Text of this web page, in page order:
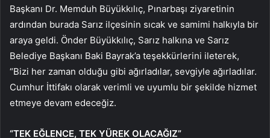
Başkanı Dr. Memduh Büyükkılıç, Pınarbaşı ziyaretinin
ardından burada Sarız ilçesinin sıcak ve samimi halkıyla bir
araya geldi. Önder Büyükkılıç, Sarız halkına ve Sarız
Belediye Başkanı Baki Bayrak’a teşekkürlerini ileterek,
“Bizi her zaman olduğu gibi ağırladılar, sevgiyle ağırladılar.
Cumhur İttifakı olarak verimli ve uyumlu bir şekilde hizmet
etmeye devam edeceğiz.
“TEK EĞLENCE, TEK YÜREK OLACAĞIZ”